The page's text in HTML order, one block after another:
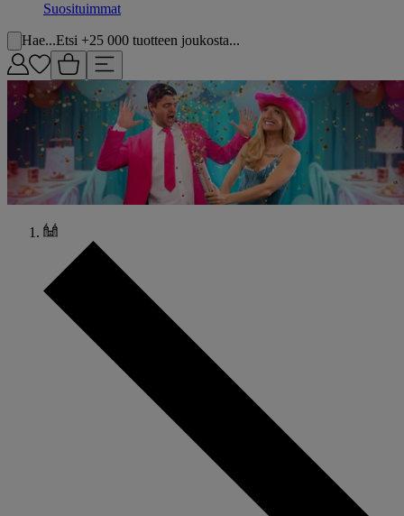
Suosituimmat
Hae...Etsi +25 000 tuotteen joukosta...